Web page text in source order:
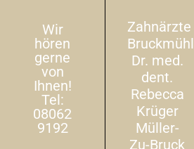
Wir
hören
gerne
von
Ihnen!
Tel:
08062
9192
Zahnärzte
Bruckmühl
Dr. med.
dent.
Rebecca
Krüger
Müller-
Zu-Bruck